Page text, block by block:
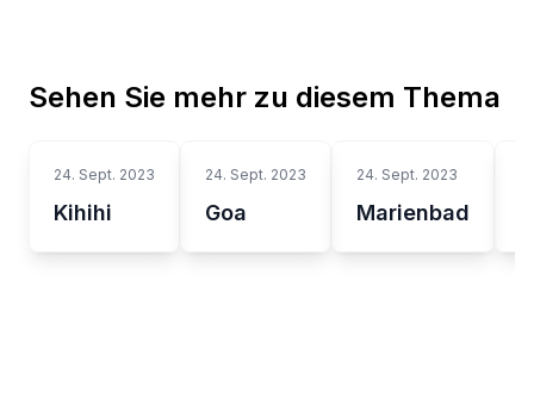
Sehen Sie mehr zu diesem Thema
24. Sept. 2023
Kihihi
24. Sept. 2023
Goa
24. Sept. 2023
Marienbad